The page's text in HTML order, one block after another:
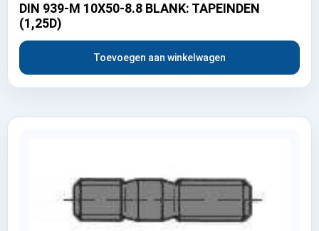
DIN 939-M 10X50-8.8 BLANK: TAPEINDEN
(1,25D)
Toevoegen aan winkelwagen